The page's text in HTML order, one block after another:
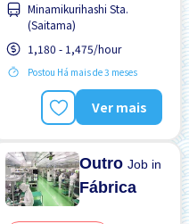
Estrangeiro trabalhando
Mais com o tempo
Preferência por Homens
Transporte pago
Minamikurihashi Sta.
(Saitama)
1,180 - 1,475/hour
Postou Há mais de 3 meses
Ver mais
OutroJob in
Fábrica